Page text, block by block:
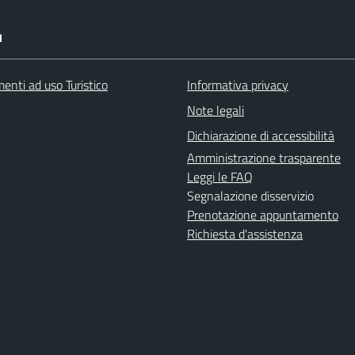
ad uso Turistico
Informativa privacy
Note legali
Dichiarazione di accessibilità
Amministrazione trasparente
Leggi le FAQ
Segnalazione disservizio
Prenotazione appuntamento
Richiesta d'assistenza